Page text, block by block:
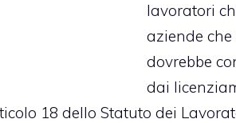
lavoratori
aziende
dovrebbe
dai
18 dello Statuto dei